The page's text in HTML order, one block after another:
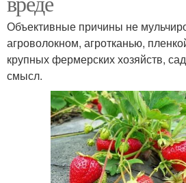
Объективные причины не
агроволокном, агротканью,
крупных фермерских хозяйств,
смысл.